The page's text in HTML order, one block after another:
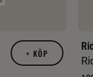
+ KÖP